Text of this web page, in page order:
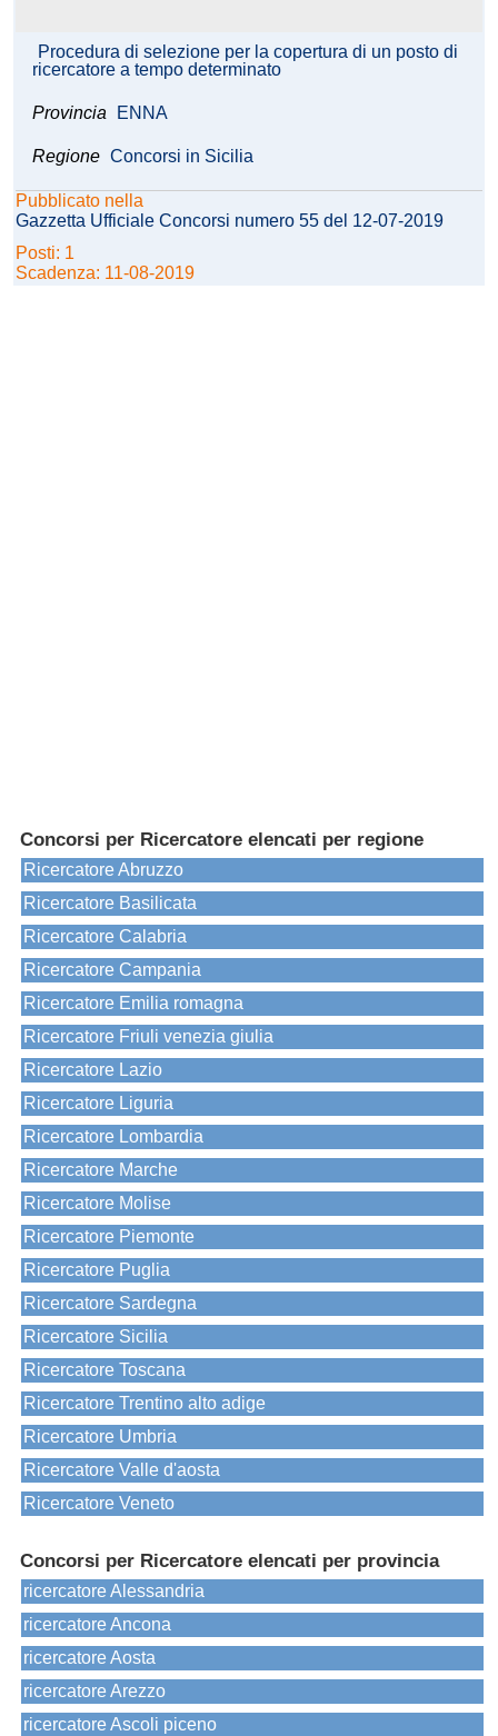
Procedura di selezione per la copertura di un posto di
ricercatore a tempo determinato
Provincia ENNA
Regione Concorsi in Sicilia
Pubblicato nella
Gazzetta Ufficiale Concorsi numero 55 del 12-07-2019
Posti: 1
Scadenza: 11-08-2019
Concorsi per Ricercatore elencati per regione
Ricercatore Abruzzo
Ricercatore Basilicata
Ricercatore Calabria
Ricercatore Campania
Ricercatore Emilia romagna
Ricercatore Friuli venezia giulia
Ricercatore Lazio
Ricercatore Liguria
Ricercatore Lombardia
Ricercatore Marche
Ricercatore Molise
Ricercatore Piemonte
Ricercatore Puglia
Ricercatore Sardegna
Ricercatore Sicilia
Ricercatore Toscana
Ricercatore Trentino alto adige
Ricercatore Umbria
Ricercatore Valle d'aosta
Ricercatore Veneto
Concorsi per Ricercatore elencati per provincia
ricercatore Alessandria
ricercatore Ancona
ricercatore Aosta
ricercatore Arezzo
ricercatore Ascoli piceno